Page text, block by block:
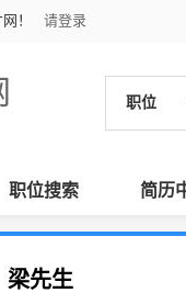
！ 请登录
职位
职位搜索 简历
梁先生